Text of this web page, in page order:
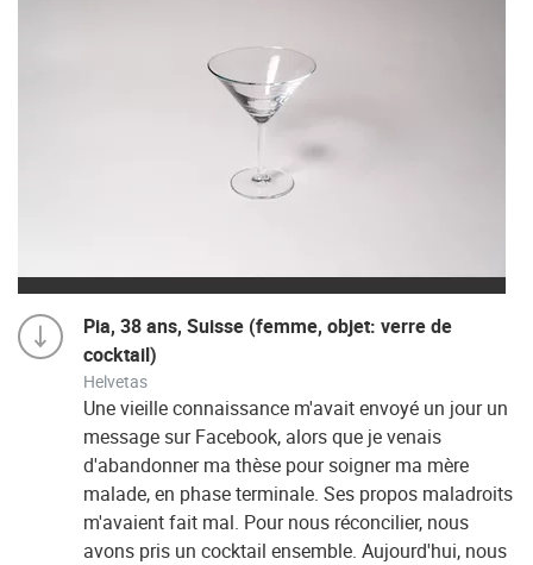
Pia, 38 ans, Suisse (femme, objet: verre de
cocktail)
Helvetas
Une vieille connaissance m'avait envoyé un jour un
message sur Facebook, alors que je venais
d'abandonner ma thèse pour soigner ma mère
malade, en phase terminale. Ses propos maladroits
m'avaient fait mal. Pour nous réconcilier, nous
avons pris un cocktail ensemble. Aujourd'hui, nous